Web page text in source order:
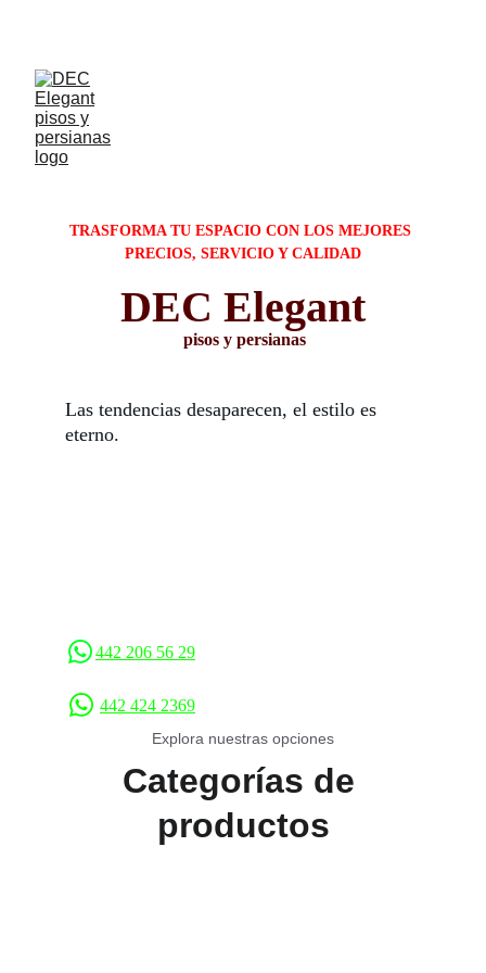
DEC Elegant
TRASFORMA TU ESPACIO CON LOS MEJORES
PRECIOS, SERVICIO Y CALIDAD
pisos y persianas
Las tendencias desaparecen, el estilo es
eterno.
442 206 56 29
442 424 2369
Categorías de
productos
Explora nuestras opciones